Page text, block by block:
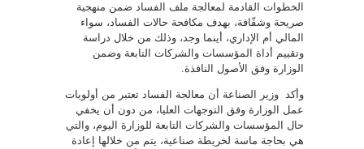
الخطوات القادمة لمعالجة ملف الفساد ضمن منهجية
صريحة وشفّافة، بهدف مكافحة حالات الفساد، سواء
المالي أم الإداري، أينما وجد، وذلك من خلال دراسة
وتقييم أداة المؤسسات والشركات التابعة وضمن
الوزارة وفق الأصول النافذة.
وأكد وزير الصناعة أن معالجة الفساد تعتبر من أولويات
عمل الوزارة وفق التوجهات العليا، من دون أن يخفي
حال المؤسسات والشركات التابعة للوزارة اليوم، والتي
هي بحاجة ماسة لخريطة صناعية، يتم من خلالها إعادة